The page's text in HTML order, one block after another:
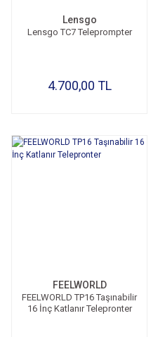
Lensgo
Lensgo TC7 Teleprompter
4.700,00 TL
FEELWORLD
FEELWORLD TP16 Taşınabilir
16 İnç Katlanır Telepronter